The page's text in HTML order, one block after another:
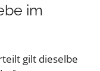
im
gilt dieselbe